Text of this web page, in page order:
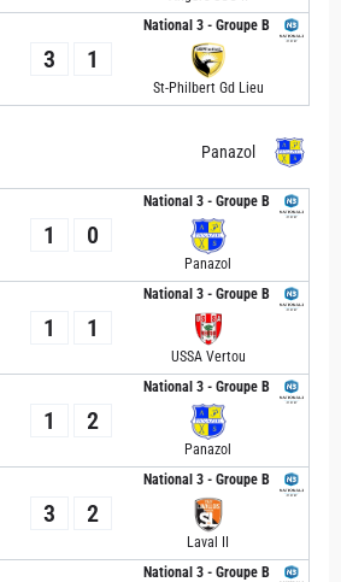
National 3 - Groupe B
3 1
St-Philbert Gd Lieu
Panazol
National 3 - Groupe B
1 0
Panazol
National 3 - Groupe B
1 1
USSA Vertou
National 3 - Groupe B
1 2
Panazol
National 3 - Groupe B
3 2
Laval II
National 3 - Groupe B